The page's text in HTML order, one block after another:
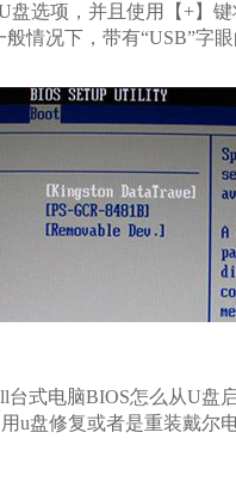
盘选项，并且使用 【+】
般情况下，带有“USB”字
式电脑BIOS怎么从U盘
u盘修复或者是重装戴尔